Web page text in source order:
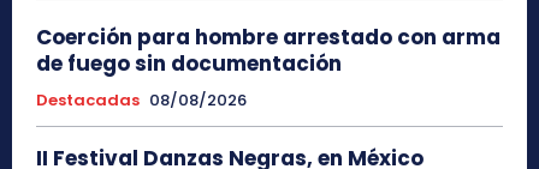
Coerción para hombre arrestado con arma
de fuego sin documentación
Destacadas 08/08/2026
II Festival Danzas Negras, en México